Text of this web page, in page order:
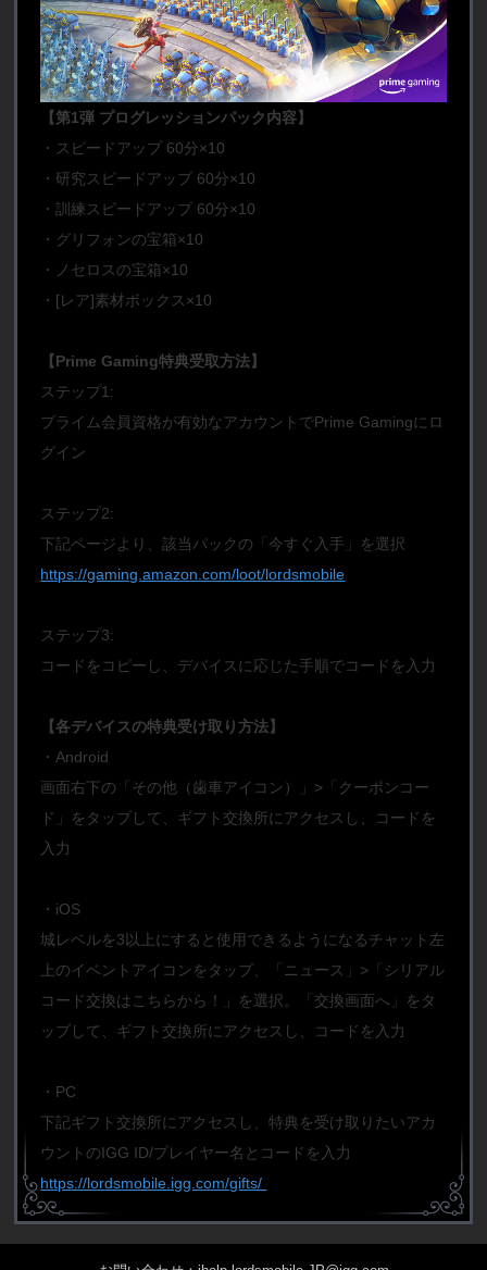
【第1弾 プログレッションパック内容】
・スピードアップ 60分×10
・研究スピードアップ 60分×10
・訓練スピードアップ 60分×10
・グリフォンの宝箱×10
・ノセロスの宝箱×10
・[レア]素材ボックス×10
【Prime Gaming特典受取方法】
ステップ1:
プライム会員資格が有効なアカウントでPrime Gamingにロ
グイン
ステップ2:
下記ページより、該当パックの「今すぐ入手」を選択
https://gaming.amazon.com/loot/lordsmobile
ステップ3:
コードをコピーし、デバイスに応じた手順でコードを入力
【各デバイスの特典受け取り方法】
・Android
画面右下の「その他（歯車アイコン）」>「クーポンコー
ド」をタップして、ギフト交換所にアクセスし、コードを
入力
・iOS
城レベルを3以上にすると使用できるようになるチャット左
上のイベントアイコンをタップ、「ニュース」>「シリアル
コード交換はこちらから！」を選択。「交換画面へ」をタ
ップして、ギフト交換所にアクセスし、コードを入力
・PC
下記ギフト交換所にアクセスし、特典を受け取りたいアカ
ウントのIGG ID/プレイヤー名とコードを入力
https://lordsmobile.igg.com/gifts/